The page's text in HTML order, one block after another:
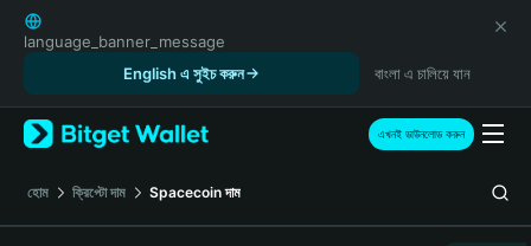
English
日本語
Русский
Español (Latinoamérica)
Türkçe
Italiano
language_banner_message
English এ সুইচ করুন
বাংলা এ চালিয়ে যান
এখনই ডাউনলোড করুন
হোম ক্রিপ্টো দাম Spacecoin দাম